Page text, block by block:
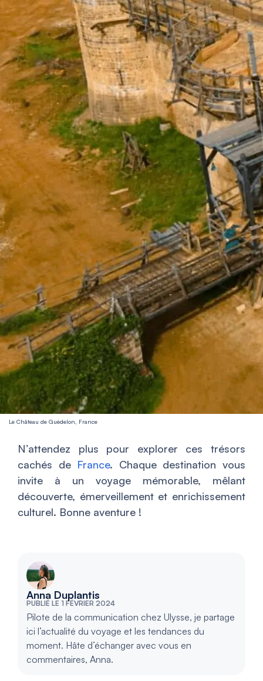
Le Château de Guédelon, France
N’attendez plus pour explorer ces trésors
cachés de France. Chaque destination vous
invite à un voyage mémorable, mêlant
découverte, émerveillement et enrichissement
culturel. Bonne aventure !
Anna Duplantis
PUBLIÉ LE 1 FÉVRIER 2024
Pilote de la communication chez Ulysse, je partage
ici l’actualité du voyage et les tendances du
moment. Hâte d’échanger avec vous en
commentaires, Anna.